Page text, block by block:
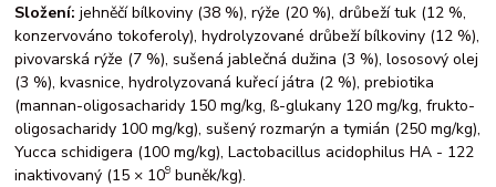
Složení: jehněčí bílkoviny (38 %), rýže (20 %), drůbeží tuk (12 %,
konzervováno tokoferoly), hydrolyzované drůbeží bílkoviny (12 %),
pivovarská rýže (7 %), sušená jablečná dužina (3 %), lososový olej
(3 %), kvasnice, hydrolyzovaná kuřecí játra (2 %), prebiotika
(mannan-oligosacharidy 150 mg/kg, ß-glukany 120 mg/kg, frukto-
oligosacharidy 100 mg/kg), sušený rozmarýn a tymián (250 mg/kg),
Yucca schidigera (100 mg/kg), Lactobacillus acidophilus HA - 122
inaktivovaný (15 × 109buněk/kg).